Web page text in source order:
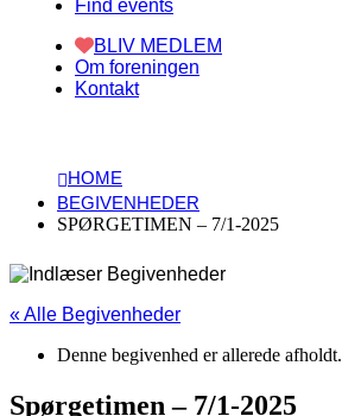
Find events
BLIV MEDLEM
Om foreningen
Kontakt
HOME
BEGIVENHEDER
SPØRGETIMEN – 7/1-2025
« Alle Begivenheder
Denne begivenhed er allerede afholdt.
Spørgetimen – 7/1-2025